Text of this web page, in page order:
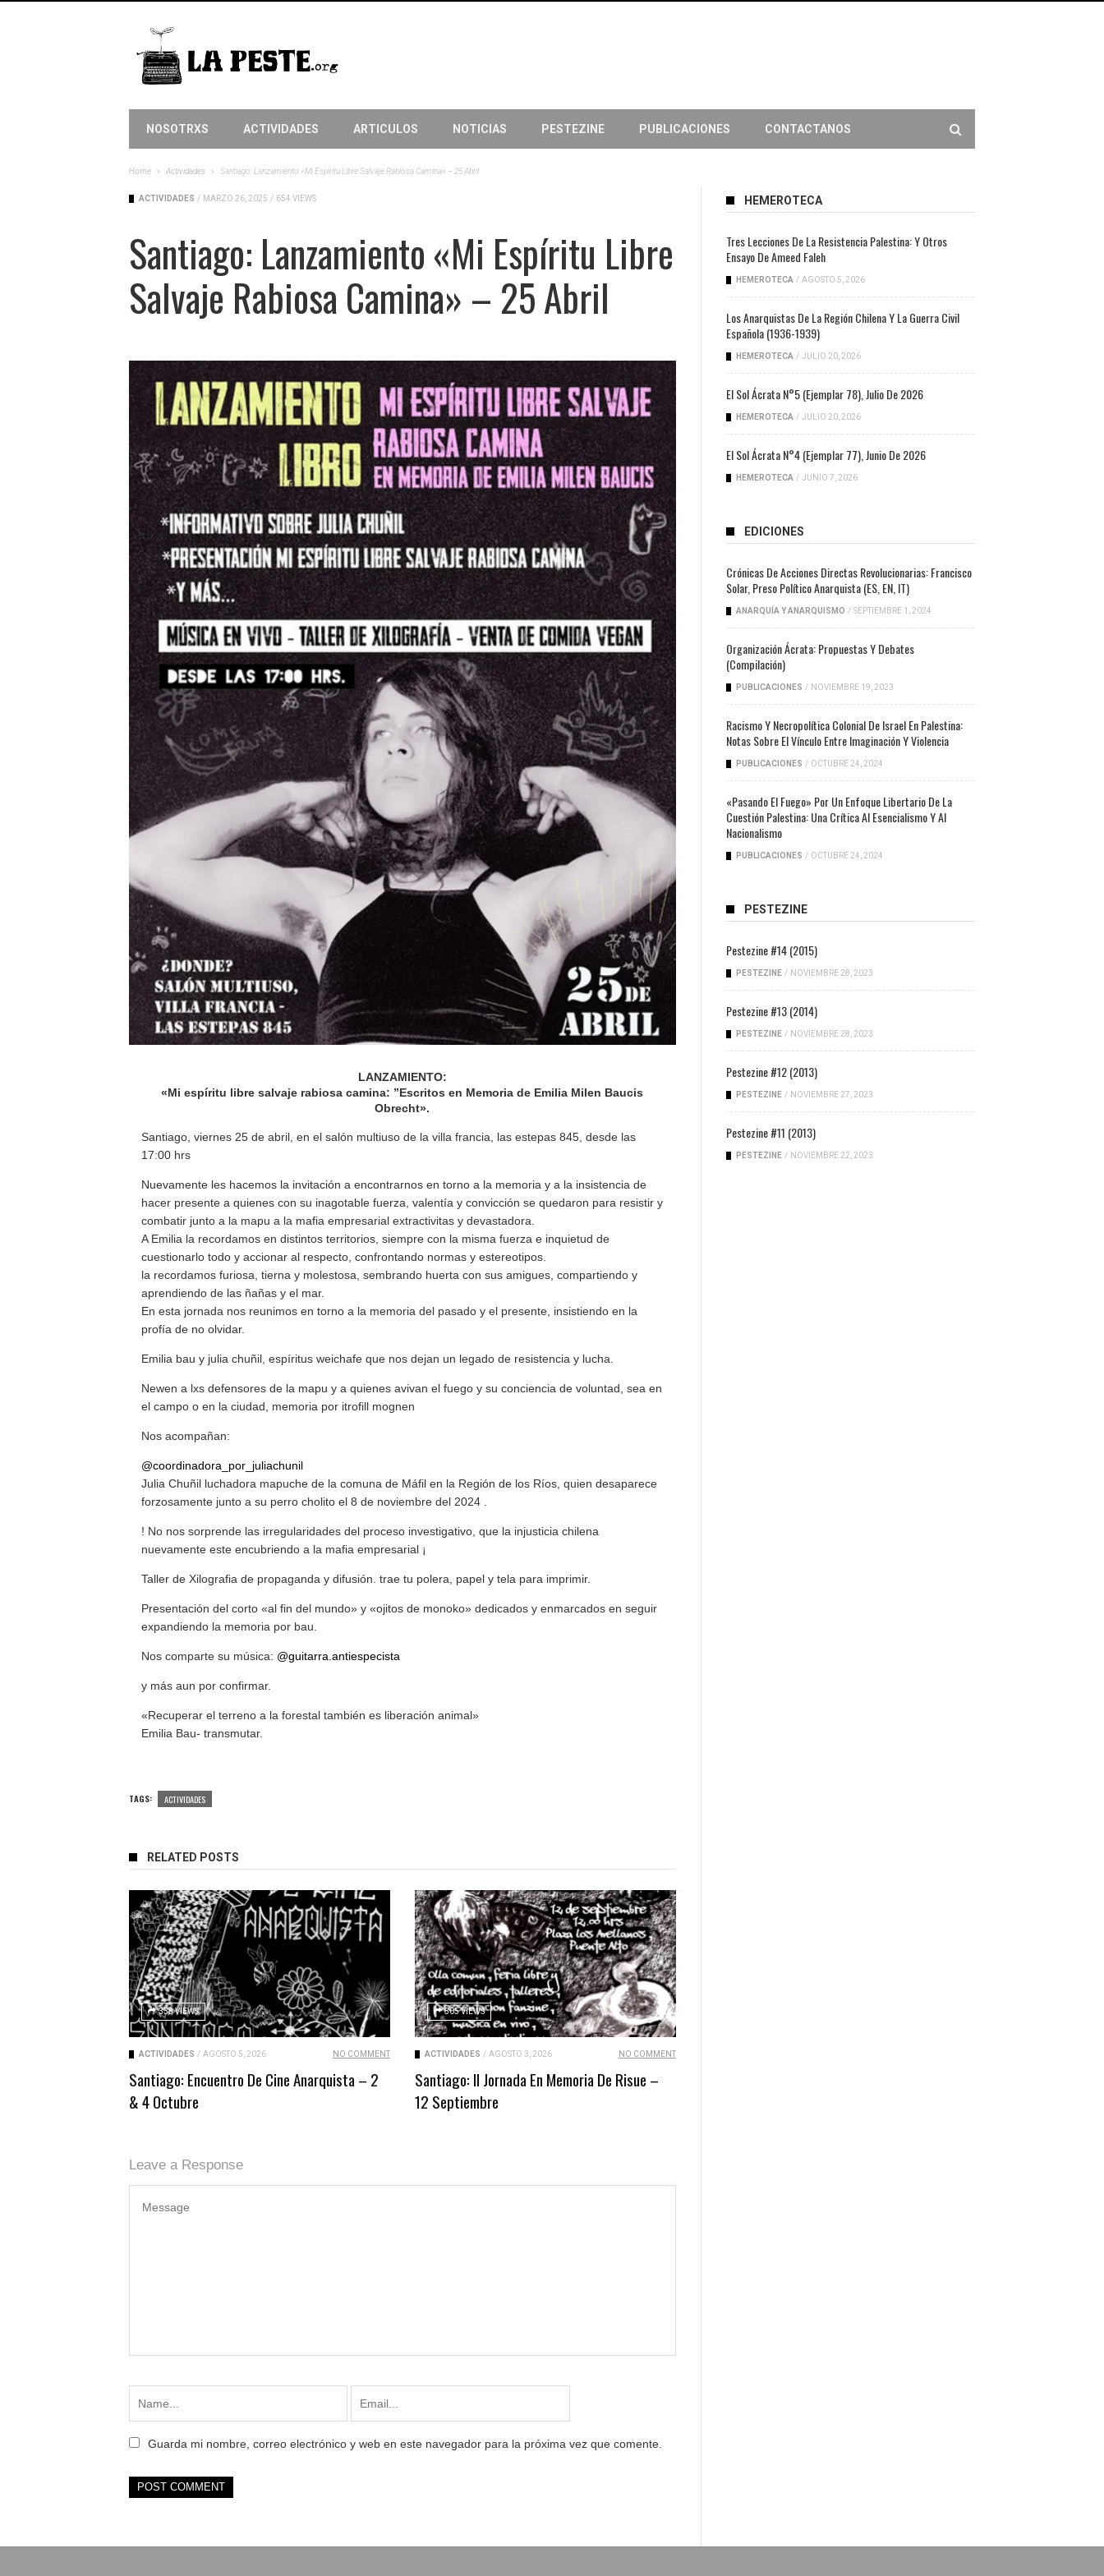
NOSOTRXS ACTIVIDADES ARTICULOS NOTICIAS PESTEZINE PUBLICACIONES CONTACTANOS
Home Actividades Santiago: Lanzamiento «Mi Espíritu Libre Salvaje Rabiosa Camina» – 25 Abril
ACTIVIDADES / MARZO 26, 2025 / 654 VIEWS
Santiago: Lanzamiento «Mi Espíritu Libre
Salvaje Rabiosa Camina» – 25 Abril
LANZAMIENTO:
«Mi espíritu libre salvaje rabiosa camina: ”Escritos en Memoria de Emilia Milen Baucis
Obrecht».
Santiago, viernes 25 de abril, en el salón multiuso de la villa francia, las estepas 845, desde las
17:00 hrs
Nuevamente les hacemos la invitación a encontrarnos en torno a la memoria y a la insistencia de
hacer presente a quienes con su inagotable fuerza, valentía y convicción se quedaron para resistir y
combatir junto a la mapu a la mafia empresarial extractivitas y devastadora.
A Emilia la recordamos en distintos territorios, siempre con la misma fuerza e inquietud de
cuestionarlo todo y accionar al respecto, confrontando normas y estereotipos.
la recordamos furiosa, tierna y molestosa, sembrando huerta con sus amigues, compartiendo y
aprendiendo de las ñañas y el mar.
En esta jornada nos reunimos en torno a la memoria del pasado y el presente, insistiendo en la
profía de no olvidar.
Emilia bau y julia chuñil, espíritus weichafe que nos dejan un legado de resistencia y lucha.
Newen a lxs defensores de la mapu y a quienes avivan el fuego y su conciencia de voluntad, sea en
el campo o en la ciudad, memoria por itrofill mognen
Nos acompañan:
@coordinadora_por_juliachunil
Julia Chuñil luchadora mapuche de la comuna de Máfil en la Región de los Ríos, quien desaparece
forzosamente junto a su perro cholito el 8 de noviembre del 2024 .
! No nos sorprende las irregularidades del proceso investigativo, que la injusticia chilena
nuevamente este encubriendo a la mafia empresarial ¡
Taller de Xilografia de propaganda y difusión. trae tu polera, papel y tela para imprimir.
Presentación del corto «al fin del mundo» y «ojitos de monoko» dedicados y enmarcados en seguir
expandiendo la memoria por bau.
Nos comparte su música: @guitarra.antiespecista
y más aun por confirmar.
«Recuperar el terreno a la forestal también es liberación animal»
Emilia Bau- transmutar.
TAGS: ACTIVIDADES
RELATED POSTS
338 VIEWS
ACTIVIDADES / AGOSTO 5, 2026 NO COMMENT
Santiago: Encuentro De Cine Anarquista – 2
& 4 Octubre
305 VIEWS
ACTIVIDADES / AGOSTO 3, 2026 NO COMMENT
Santiago: II Jornada En Memoria De Risue –
12 Septiembre
Leave a Response
Guarda mi nombre, correo electrónico y web en este navegador para la próxima vez que comente.
HEMEROTECA
Tres Lecciones De La Resistencia Palestina: Y Otros
Ensayo De Ameed Faleh
HEMEROTECA / AGOSTO 5, 2026
Los Anarquistas De La Región Chilena Y La Guerra Civil
Española (1936-1939)
HEMEROTECA / JULIO 20, 2026
El Sol Ácrata N°5 (ejemplar 78), Julio De 2026
HEMEROTECA / JULIO 20, 2026
El Sol Ácrata N°4 (ejemplar 77), Junio De 2026
HEMEROTECA / JUNIO 7, 2026
EDICIONES
Crónicas De Acciones Directas Revolucionarias: Francisco
Solar, Preso Político Anarquista (ES, EN, IT)
ANARQUÍA Y ANARQUISMO / SEPTIEMBRE 1, 2024
Organización Ácrata: Propuestas Y Debates
(compilación)
PUBLICACIONES / NOVIEMBRE 19, 2023
Racismo Y Necropolítica Colonial De Israel En Palestina:
Notas Sobre El Vínculo Entre Imaginación Y Violencia
PUBLICACIONES / OCTUBRE 24, 2024
«Pasando El Fuego» Por Un Enfoque Libertario De La
Cuestión Palestina: Una Crítica Al Esencialismo Y Al
Nacionalismo
PUBLICACIONES / OCTUBRE 24, 2024
PESTEZINE
Pestezine #14 (2015)
PESTEZINE / NOVIEMBRE 28, 2023
Pestezine #13 (2014)
PESTEZINE / NOVIEMBRE 28, 2023
Pestezine #12 (2013)
PESTEZINE / NOVIEMBRE 27, 2023
Pestezine #11 (2013)
PESTEZINE / NOVIEMBRE 22, 2023